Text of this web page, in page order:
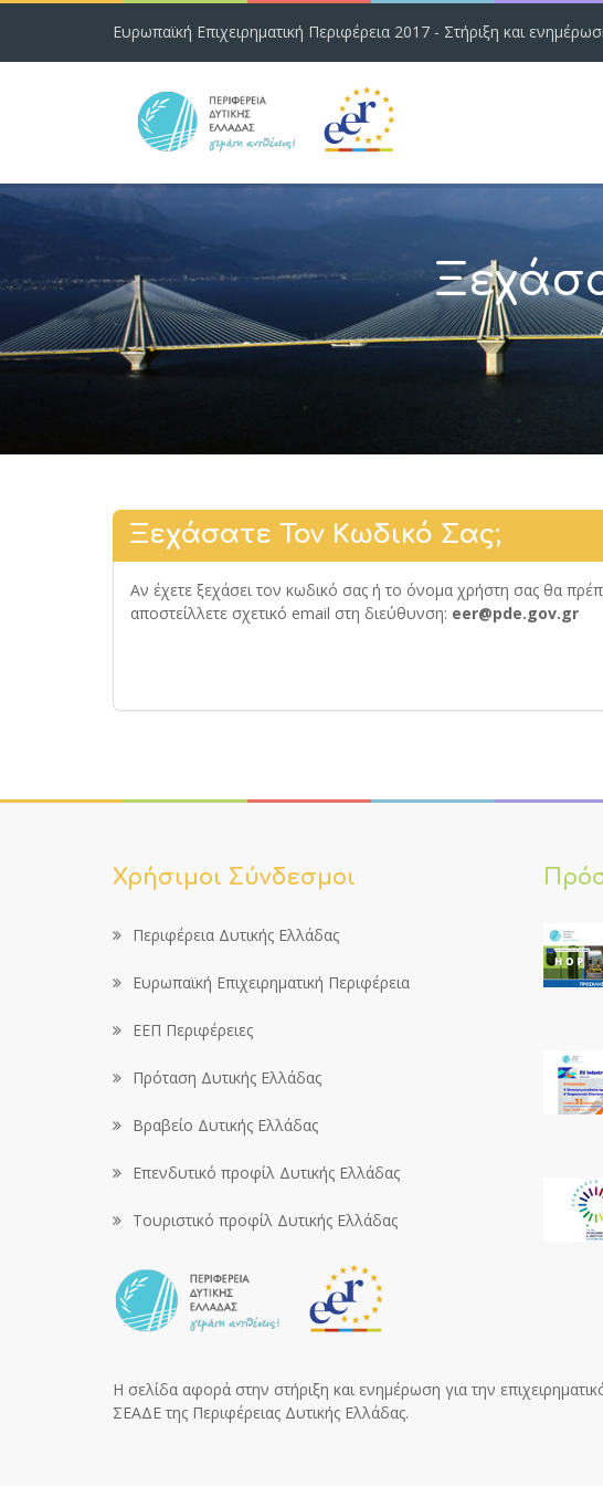
Ευρωπαϊκή Επιχειρηματική Περιφέρεια 2017 - Στήριξη και
Ξεχάσατε Τον Κωδικό Σας;
Αν έχετε ξεχάσει τον κωδικό σας ή το όνομα χρήστη σας θα
αποστείλλετε σχετικό email στη διεύθυνση: eer@pde.gov.gr
Χρήσιμοι Σύνδεσμοι
Περιφέρεια Δυτικής Ελλάδας
Ευρωπαϊκή Επιχειρηματική Περιφέρεια
ΕΕΠ Περιφέρειες
Πρόταση Δυτικής Ελλάδας
Βραβείο Δυτικής Ελλάδας
Επενδυτικό προφίλ Δυτικής Ελλάδας
Τουριστικό προφίλ Δυτικής Ελλάδας
Η σελίδα αφορά στην στήριξη και ενημέρωση για την
ΣΕΑΔΕ της Περιφέρειας Δυτικής Ελλάδας.